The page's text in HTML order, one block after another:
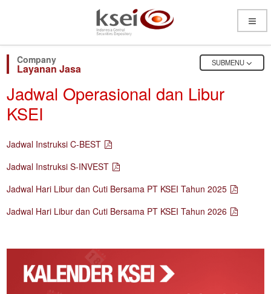
Open
Menu
Layanan Jasa
OPEN
SUBMENU
Jadwal Operasional dan Libur
KSEI
Jadwal Instruksi C-BEST
Jadwal Instruksi S-INVEST
Jadwal Hari Libur dan Cuti Bersama PT KSEI Tahun 2025
Jadwal Hari Libur dan Cuti Bersama PT KSEI Tahun 2026
Corporate
Action